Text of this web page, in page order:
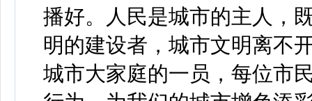
播好。人民是城市的主人，
明的建设者，城市文明离不
城市大家庭的一员，每位市